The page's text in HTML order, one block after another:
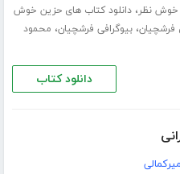
خوش نظر،دانلود کتاب های حزین خوش
فرشچیان،بیوگرافی فرشچیان، محمود
دانلود کتاب